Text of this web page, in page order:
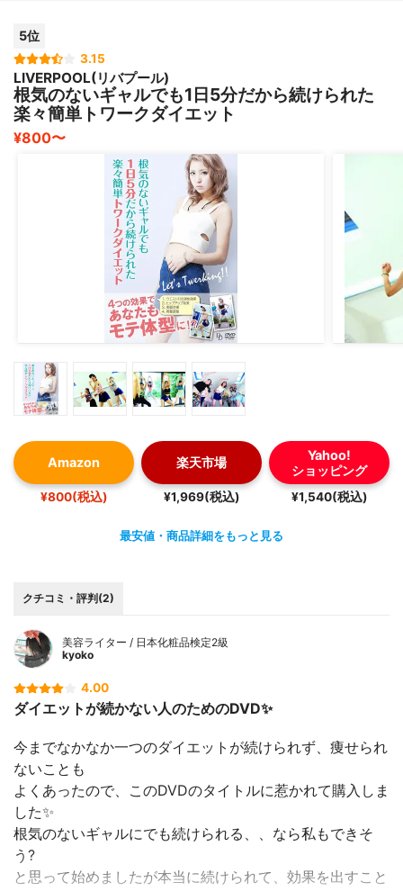
また、1回15分でエクササイズすることができるので、時
間があまり
ない時でもすることができ、毎日継続することができまし
た✨
継続できた結果体重も落ちて痩せられたのでさらに満足で
す✨
5位
3.15
LIVERPOOL(リバプール)
根気のないギャルでも1日5分だから続けられた
楽々簡単トワークダイエット
¥800〜
Amazon
¥800(税込)
楽天市場
¥1,969(税込)
Yahoo!
ショッピング
¥1,540(税込)
最安値・商品詳細をもっと見る
クチコミ・評判(2)
美容ライター / 日本化粧品検定2級
kyoko
4.00
ダイエットが続かない人のためのDVD✨
今までなかなか一つのダイエットが続けられず、痩せられ
ないことも
よくあったので、このDVDのタイトルに惹かれて購入しま
した✨
根気のないギャルにでも続けられる、、なら私もできそ
う?
と思って始めましたが本当に続けられて、効果を出すこと